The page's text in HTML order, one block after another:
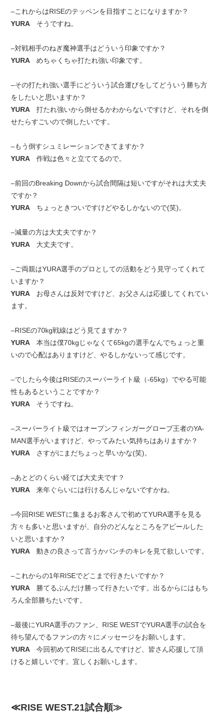
–これからはRISEのテッペンを目指すことになりますか？
YURA そうですね。
–対戦相手のねぎ魔神選手はどういう印象ですか？
YURAめちゃくちゃ打たれ強い印象です。
–その打たれ強い選手にどういう試合運びをしてどういう勝ち方
をしたいと思いますか？
YURA打たれ強いから倒せるかわからないですけど、それを倒
せたらすごいので倒したいです。
–もう倒すシュミレーションできてますか？
YURA作戦は色々と立ててるので。
–前回のBreaking Downから試合間隔は短いですがそれは大丈夫
ですか？
YURA ちょっときついですけどやるしかないので(笑)。
–減量の方は大丈夫ですか？
YURA 大丈夫です。
–ご両親はYURA選手のプロとしての活動をどう見守ってくれて
いますか？
YURA お母さんは反対ですけど、お父さんは応援してくれてい
ます。
–RISEの70kg戦線はどう見てますか？
YURA本当は僕70kgじゃなくて65kgの選手なんでちょっと重
いので心配はありますけど、やるしかないって感じです。
–でしたら今後はRISEのスーパーライト級（-65kg）でやる可能
性もあるということですか？
YURA そうですね。
–スーパーライト級ではオープンフィンガーグローブ王者のYA-
MAN選手がいますけど、やってみたい気持ちはありますか？
YURA さすがにまだちょっと早いかな(笑)。
–あとどのくらい経てば大丈夫です？
YURA来年ぐらいには行けるんじゃないですかね。
–今回RISE WESTに集まるお客さんで初めてYURA選手を見る
方々も多いと思いますが、自分のどんなところをアピールした
いと思いますか？
YURA動きの良さって言うかパンチのキレを見て欲しいです。
–これからの1年RISEでどこまで行きたいですか？
YURA 勝てるぶんだけ勝って行きたいです。出るからにはもち
ろん全部勝ちたいです。
–最後にYURA選手のファン、RISE WESTでYURA選手の試合を
待ち望んでるファンの方々にメッセージをお願いします。
YURA今回初めてRISEに出るんですけど、皆さん応援して頂
けると嬉しいです。宜しくお願いします。
≪RISE WEST.21試合順≫